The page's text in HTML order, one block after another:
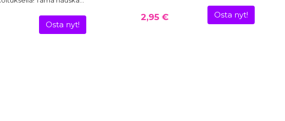
Osta nyt!
2,95 € Osta nyt!